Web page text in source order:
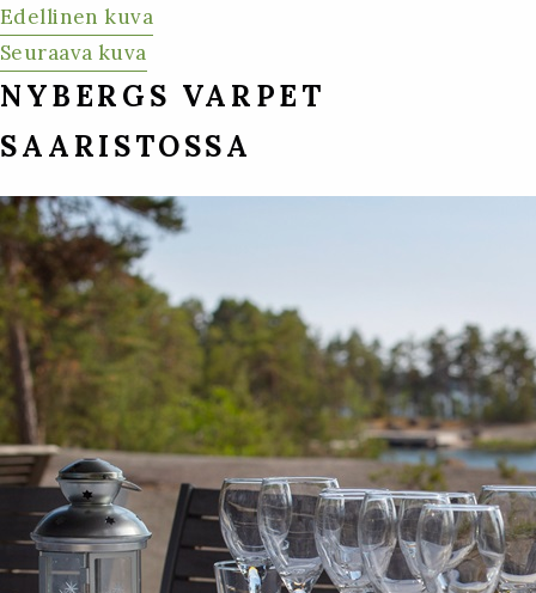
Edellinen kuva
Seuraava kuva
NYBERGS VARPET
SAARISTOSSA